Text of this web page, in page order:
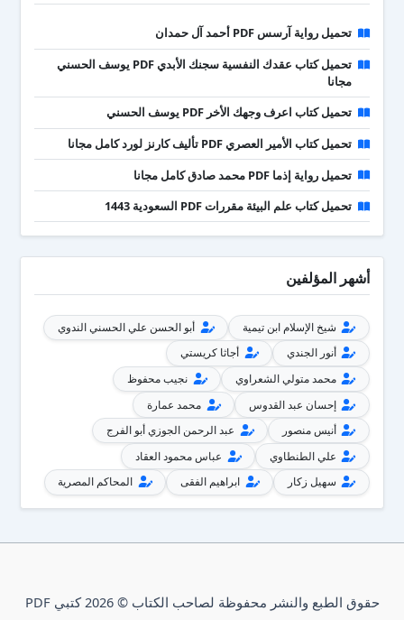
تحميل رواية آرسس PDF أحمد آل حمدان
تحميل كتاب عقدك النفسية سجنك الأبدي PDF يوسف الحسني
مجانا
تحميل كتاب اعرف وجهك الأخر PDF يوسف الحسني
تحميل كتاب الأمير العصري PDF تأليف كارنز لورد كامل مجانا
تحميل رواية إذما PDF محمد صادق كامل مجانا
تحميل كتاب علم البيئة مقررات PDF السعودية 1443
أشهر المؤلفين
شيخ الإسلام ابن تيمية
أبو الحسن علي الحسني الندوي
أنور الجندي
أجاثا كريستي
محمد متولي الشعراوي
نجيب محفوظ
إحسان عبد القدوس
محمد عمارة
أنيس منصور
عبد الرحمن الجوزي أبو الفرج
علي الطنطاوي
عباس محمود العقاد
سهيل زكار
ابراهيم الفقى المحاكم المصرية
حقوق الطبع والنشر محفوظة لصاحب الكتاب © 2026 كتبي PDF